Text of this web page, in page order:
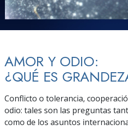
AMOR Y ODIO:
¿QUÉ ES
Conflicto o tolerancia,
odio: tales son las preguntas
como de los asuntos